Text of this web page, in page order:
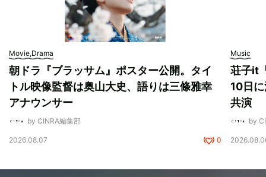
Movie,Drama
朝ドラ『ブラッサム』ポスター公開。タイ
トル映像監督は奥山大史、語りは三條雅幸
アナウンサー
by CINRA編集部
2026.08.07 0
Music
荘子it
10日
共演
by